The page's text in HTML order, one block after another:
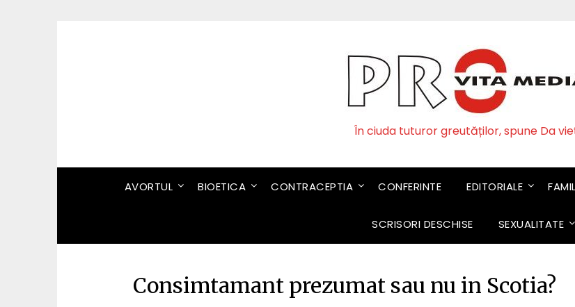
În ciuda tuturor greutăților, spune Da
AVORTUL BIOETICA CONTRACEPTIA CONFERINTE EDITORIALE
SCRISORI DESCHISE SEXUALITATE
Consimtamant prezumat sau nu in Scotia?